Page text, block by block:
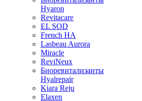
Hyaron
Revitacare
EL SOD
French HA
Lasbeau Aurora
Miracle
ReviNeux
Биоревитализанты
Hyalrepair
Kiara Reju
Elaxen